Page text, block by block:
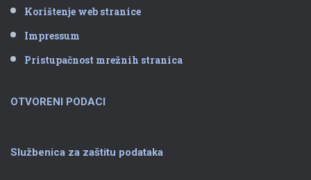
Korištenje web stranice
Impressum
Pristupačnost mrežnih stranica
OTVORENI PODACI
Službenica za zaštitu podataka